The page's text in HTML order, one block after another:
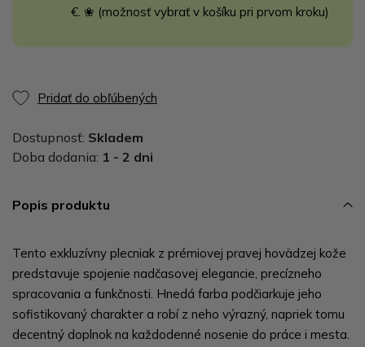
€. ❀ (možnosť vybrať v košíku pri prvom kroku)
Pridať do obľúbených
Dostupnosť: Skladem
Doba dodania: 1 - 2 dni
Popis produktu
Tento exkluzívny plecniak z prémiovej pravej hovädzej kože
predstavuje spojenie nadčasovej elegancie, precízneho
spracovania a funkčnosti. Hnedá farba podčiarkuje jeho
sofistikovaný charakter a robí z neho výrazný, napriek tomu
decentný doplnok na každodenné nosenie do práce i mesta.